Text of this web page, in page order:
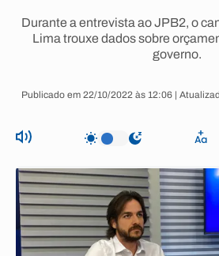
Durante a entrevista ao JPB2, o
Lima trouxe dados sobre
governo.
Publicado em 22/10/2022 às 12:06 |